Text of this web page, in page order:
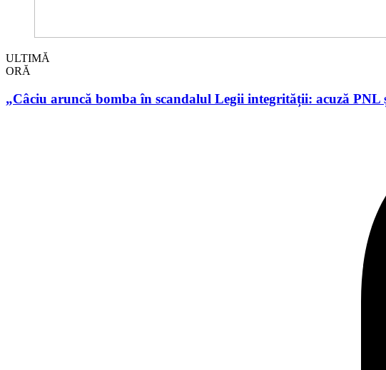
ULTIMĂ
ORĂ
„Câciu aruncă bomba în scandalul Legii integrității: acuză